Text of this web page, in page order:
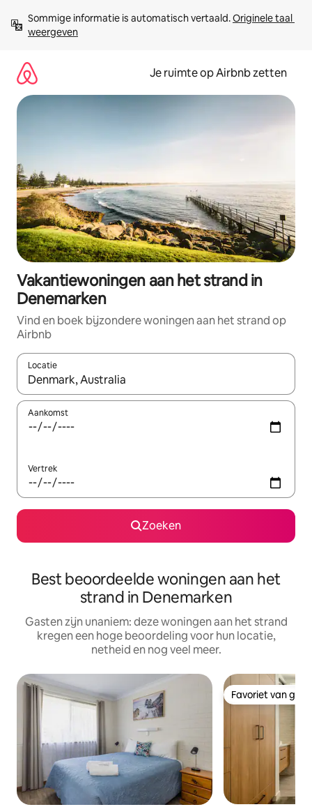
direct
naar
Sommige informatie is automatisch vertaald. Originele taal
weergeven
Je ruimte op Airbnb zetten
Vakantiewoningen aan het strand in
Denemarken
Vind en boek bijzondere woningen aan het strand op
Airbnb
Locatie
Wanneer er suggesties beschikbaar zijn, maak je een keuze
Aankomst
Vertrek
Zoeken
Best beoordeelde woningen aan het
strand in Denemarken
Gasten zijn unaniem: deze woningen aan het strand
kregen een hoge beoordeling voor hun locatie,
netheid en nog veel meer.
Favoriet van
Favoriet van